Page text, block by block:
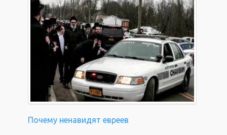
Почему ненавидят евреев